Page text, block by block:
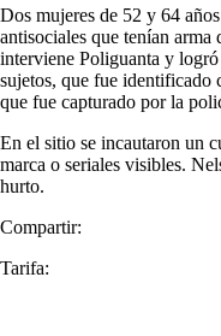
Dos mujeres de 52 y 64
antisociales que tenían arma
interviene Poliguanta y
sujetos, que fue identificado
que fue capturado por la
En el sitio se incautaron un
marca o seriales visibles.
hurto.
Compartir:
Tarifa: